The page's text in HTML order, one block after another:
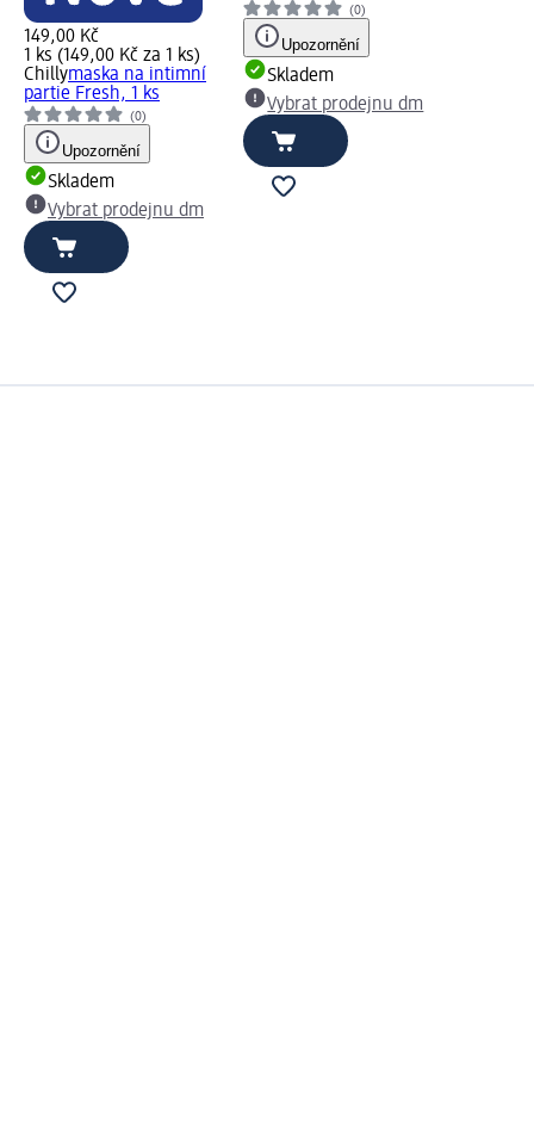
149,00 Kč
1 ks (149,00 Kč za 1 ks)
Chillymaska na intimní
partie Fresh, 1 ks
(0)
Upozornění
Skladem
Vybrat prodejnu dm
(0)
Upozornění
Skladem
Vybrat prodejnu dm